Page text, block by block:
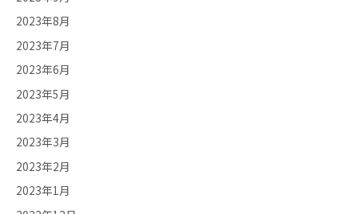
2023年8月
2023年7月
2023年6月
2023年5月
2023年4月
2023年3月
2023年2月
2023年1月